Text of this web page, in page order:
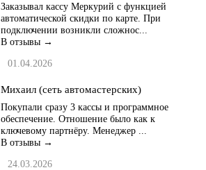
Заказывал кассу Меркурий с функцией
автоматической скидки по карте. При
подключении возникли сложнос...
В отзывы →
01.04.2026
Михаил (сеть автомастерских)
Покупали сразу 3 кассы и программное
обеспечение. Отношение было как к
ключевому партнёру. Менеджер ...
В отзывы →
24.03.2026